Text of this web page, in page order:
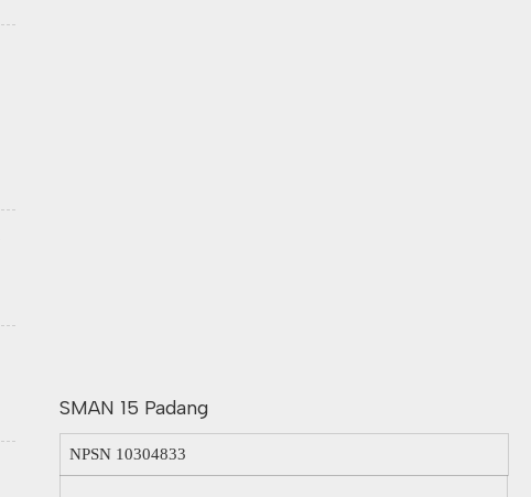
SMAN 15 Padang
NPSN 10304833